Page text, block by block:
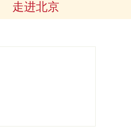
走进北京